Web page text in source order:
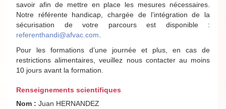
savoir afin de mettre en place les mesures nécessaires.
Notre référente handicap, chargée de l’intégration de la
sécurisation de votre parcours est disponible :
referenthandi@afvac.com
Pour les formations d’une journée et plus, en cas de
restrictions alimentaires, veuillez nous contacter au moins
10 jours avant la formation.
Renseignements scientifiques
Nom : Juan HERNANDEZ